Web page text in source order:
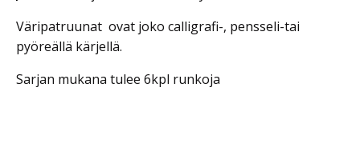
Väripatruunat ovat joko calligrafi-, pensseli-tai
pyöreällä kärjellä.
Sarjan mukana tulee 6kpl runkoja